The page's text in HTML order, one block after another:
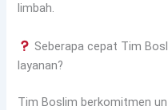
limbah.
Seberapa cepat Tim
layanan?
Tim Boslim berkomitmen